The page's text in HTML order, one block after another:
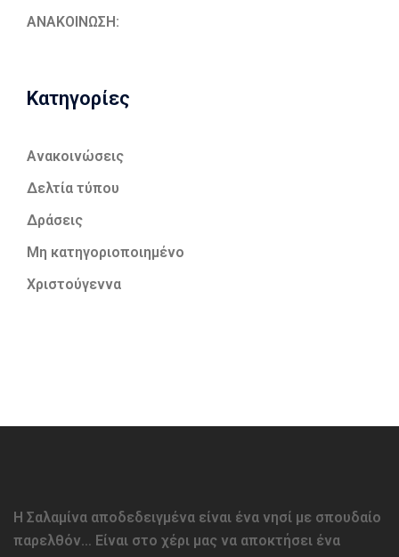
ΑΝΑΚΟΙΝΩΣΗ:
Kατηγορίες
Ανακοινώσεις
Δελτία τύπου
Δράσεις
Μη κατηγοριοποιημένο
Χριστούγεννα
Η Σαλαμίνα αποδεδειγμένα είναι ένα νησί με σπουδαίο
παρελθόν… Είναι στο χέρι μας να αποκτήσει ένα